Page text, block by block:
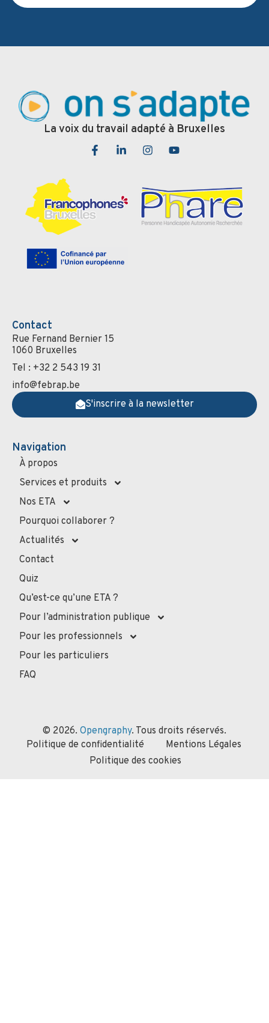
La voix du travail adapté à Bruxelles
Navigation
À propos
Services et produits
Nos ETA
Pourquoi collaborer ?
Actualités
Contact
Quiz
Qu’est-ce qu’une ETA ?
Pour l’administration publique
Pour les professionnels
Pour les particuliers
FAQ
Contact
Rue Fernand Bernier 15
1060 Bruxelles
Tel : +32 2 543 19 31
info@febrap.be
S'inscrire à la newsletter
© 2026. Opengraphy. Tous droits réservés.
Politique de confidentialité
Mentions Légales
Politique des cookies